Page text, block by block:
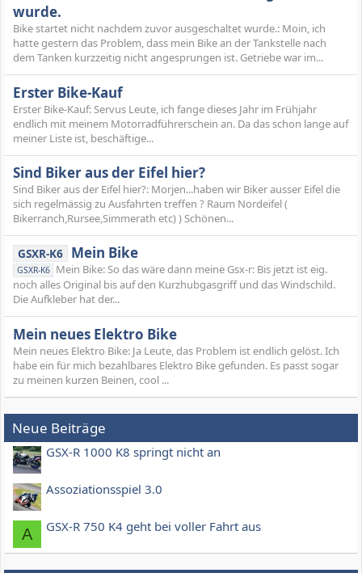
wurde.
Bike startet nicht nachdem zuvor ausgeschaltet wurde.: Moin, ich
hatte gestern das Problem, dass mein Bike an der Tankstelle nach
dem Tanken kurzzeitig nicht angesprungen ist. Getriebe war im...
Erster Bike-Kauf
Erster Bike-Kauf: Servus Leute, ich fange dieses Jahr im Frühjahr
endlich mit meinem Motorradführerschein an. Da das schon lange auf
meiner Liste ist, beschäftige...
Sind Biker aus der Eifel hier?
Sind Biker aus der Eifel hier?: Morjen...haben wir Biker ausser Eifel die
sich regelmässig zu Ausfahrten treffen ? Raum Nordeifel (
Bikerranch,Rursee,Simmerath etc) ) Schönen...
GSXR-K6 Mein Bike
GSXR-K6 Mein Bike: So das wäre dann meine Gsx-r: Bis jetzt ist eig.
noch alles Original bis auf den Kurzhubgasgriff und das Windschild.
Die Aufkleber hat der...
Mein neues Elektro Bike
Mein neues Elektro Bike: Ja Leute, das Problem ist endlich gelöst. Ich
habe ein für mich bezahlbares Elektro Bike gefunden. Es passt sogar
zu meinen kurzen Beinen, cool ...
Neue Beiträge
GSX-R 1000 K8 springt nicht an
Assoziationsspiel 3.0
A GSX-R 750 K4 geht bei voller Fahrt aus